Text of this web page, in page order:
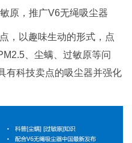
原，推广V6无绳吸尘器
，以趣味生动的形式，点
、尘螨、过敏原等问
有科技卖点的吸尘器并强化